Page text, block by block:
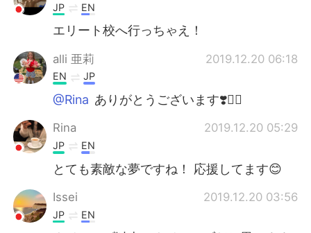
JP EN
エリート校へ行っちゃえ！
alli 亜莉 2019.12.20 06:18
EN JP
@Rina ありがとうございます❣️🧚‍♀️
Rina 2019.12.20 05:29
JP EN
とても素敵な夢ですね！ 応援してます😊
Issei 2019.12.20 03:56
JP EN